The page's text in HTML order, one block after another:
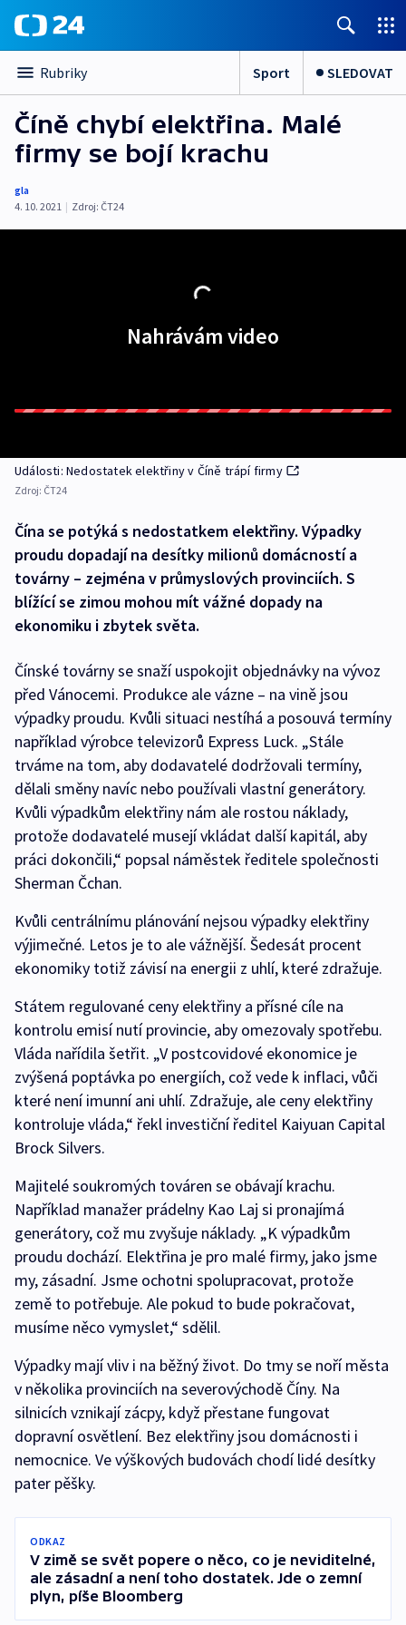
Rubriky Sport SLEDOVAT
Číně chybí elektřina. Malé
firmy se bojí krachu
gla
4. 10. 2021 | Zdroj: ČT24
Nahrávám video
Události: Nedostatek elektřiny v Číně trápí firmy
Zdroj: ČT24
Čína se potýká s nedostatkem elektřiny. Výpadky
proudu dopadají na desítky milionů domácností a
továrny – zejména v průmyslových provinciích. S
blížící se zimou mohou mít vážné dopady na
ekonomiku i zbytek světa.
Čínské továrny se snaží uspokojit objednávky na vývoz
před Vánocemi. Produkce ale vázne – na vině jsou
výpadky proudu. Kvůli situaci nestíhá a posouvá termíny
například výrobce televizorů Express Luck. „Stále
trváme na tom, aby dodavatelé dodržovali termíny,
dělali směny navíc nebo používali vlastní generátory.
Kvůli výpadkům elektřiny nám ale rostou náklady,
protože dodavatelé musejí vkládat další kapitál, aby
práci dokončili,“ popsal náměstek ředitele společnosti
Sherman Čchan.
Kvůli centrálnímu plánování nejsou výpadky elektřiny
výjimečné. Letos je to ale vážnější. Šedesát procent
ekonomiky totiž závisí na energii z uhlí, které zdražuje.
Státem regulované ceny elektřiny a přísné cíle na
kontrolu emisí nutí provincie, aby omezovaly spotřebu.
Vláda nařídila šetřit. „V postcovidové ekonomice je
zvýšená poptávka po energiích, což vede k inflaci, vůči
které není imunní ani uhlí. Zdražuje, ale ceny elektřiny
kontroluje vláda,“ řekl investiční ředitel Kaiyuan Capital
Brock Silvers.
Majitelé soukromých továren se obávají krachu.
Například manažer prádelny Kao Laj si pronajímá
generátory, což mu zvyšuje náklady. „K výpadkům
proudu dochází. Elektřina je pro malé firmy, jako jsme
my, zásadní. Jsme ochotni spolupracovat, protože
země to potřebuje. Ale pokud to bude pokračovat,
musíme něco vymyslet,“ sdělil.
Výpadky mají vliv i na běžný život. Do tmy se noří města
v několika provinciích na severovýchodě Číny. Na
silnicích vznikají zácpy, když přestane fungovat
dopravní osvětlení. Bez elektřiny jsou domácnosti i
nemocnice. Ve výškových budovách chodí lidé desítky
pater pěšky.
ODKAZ
V zimě se svět popere o něco, co je neviditelné,
ale zásadní a není toho dostatek. Jde o zemní
plyn, píše Bloomberg